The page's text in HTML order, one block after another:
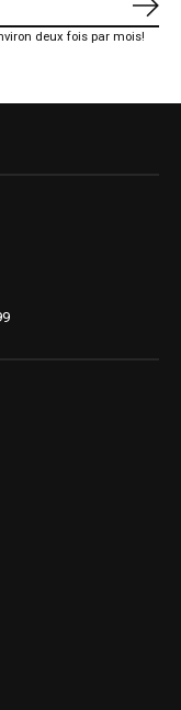
deux fois par mois!